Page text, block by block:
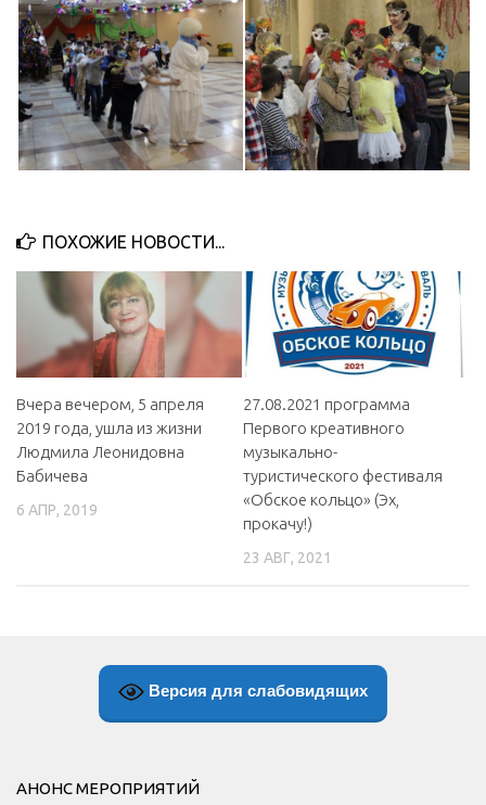
ПОХОЖИЕ НОВОСТИ...
Вчера вечером, 5 апреля
2019 года, ушла из жизни
Людмила Леонидовна
Бабичева
6 АПР, 2019
27.08.2021 программа
Первого креативного
музыкально-
туристического фестиваля
«Обское кольцо» (Эх,
прокачу!)
23 АВГ, 2021
Версия для слабовидящих
АНОНС МЕРОПРИЯТИЙ